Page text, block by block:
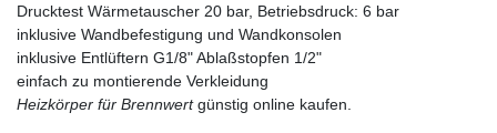
Drucktest Wärmetauscher 20 bar, Betriebsdruck: 6 bar
inklusive Wandbefestigung und Wandkonsolen
inklusive Entlüftern G1/8" Ablaßstopfen 1/2"
einfach zu montierende Verkleidung
Heizkörper für Brennwertgünstig online kaufen.